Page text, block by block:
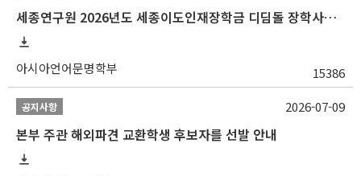
세종연구원 2026년도 세종이도인재장학금 디딤돌 장학사업 학자금대출 관련분야(원금상환, 이자지원) 신청 사업 안내
아시아언어문명학부 15386
공지사항
본부 주관 해외파견 교환학생 후보자를 선발 안내
2026-07-09